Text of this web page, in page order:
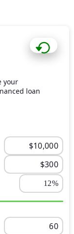
your
loan